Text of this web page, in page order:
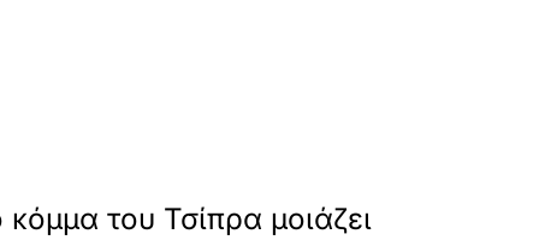
του Τσίπρα μοιάζει